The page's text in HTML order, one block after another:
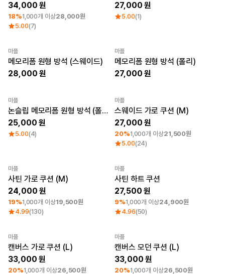
34,000
18%1,000개 이상28,000원
5.00(7)
27,000
5.00(1)
Sale New
마플
메모리폼 원형 방석 (스웨이드)
28,000
Sale New
마플
메모리폼 원형 방석 (폴리)
27,000
Sale New
마플
논슬립 메모리폼 원형 방석 (폴리)
25,000
5.00(4)
최소 주문수량 1개
마플
스웨이드 가로 쿠션 (M)
27,000
20%1,000개 이상21,500원
5.00(24)
최소 주문수량 1개
마플
사틴 가로 쿠션 (M)
24,000
19%1,000개 이상19,500원
4.99(130)
최소 주문수량 1개
마플
사틴 하트 쿠션
27,500
9%1,000개 이상24,900원
4.96(50)
최소 주문수량 1개
마플
캔버스 가로 쿠션 (L)
33,000
20%1,000개 이상26,500원
최소 주문수량 1개
마플
캔버스 모던 쿠션 (L)
33,000
20%1,000개 이상26,500원
단체티
리뷰 BEST
스웻셔츠 & 팬츠
시스루탑 & 튜브탑